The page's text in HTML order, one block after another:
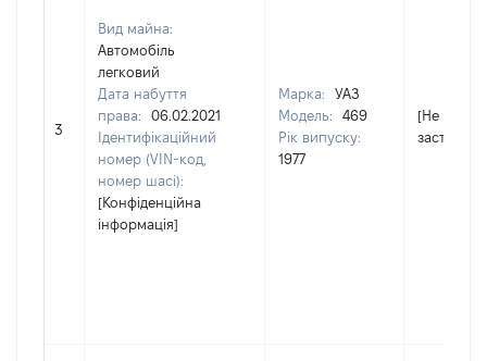
3
Вид майна:
Автомобіль
легковий
Дата набуття
права:
06.02.2021
Ідентифікаційний
номер (VIN-код,
номер шасі):
[Конфіденційна
інформація]
Марка:
УАЗ
Модель:
469
Рік випуску:
1977
[Не